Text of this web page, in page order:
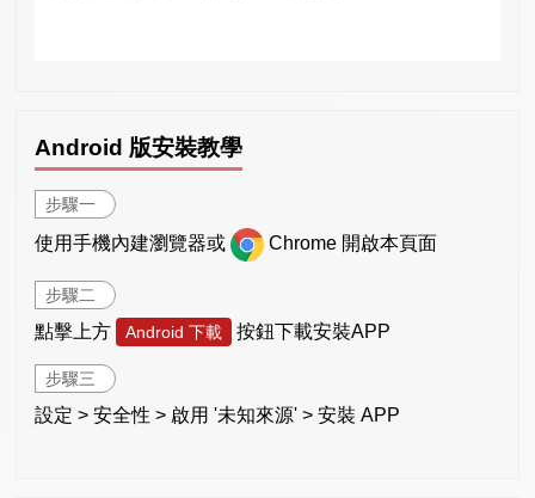
Android 版安裝教學
步驟一
使用手機內建瀏覽器或 Chrome 開啟本頁面
步驟二
點擊上方 Android 下載 按鈕下載安裝APP
步驟三
設定 > 安全性 > 啟用 '未知來源' > 安裝 APP